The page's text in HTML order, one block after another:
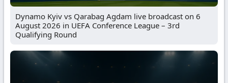
Dynamo Kyiv vs Qarabag Agdam live broadcast on 6
August 2026 in UEFA Conference League – 3rd
Qualifying Round